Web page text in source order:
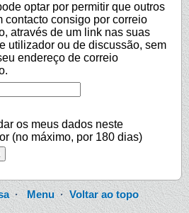
optar por permitir que outros
contacto consigo por correio
através de um link nas suas
utilizador ou de discussão, sem
endereço de correio
os meus dados neste
(no máximo, por 180 dias)
· Menu· Voltar ao topo